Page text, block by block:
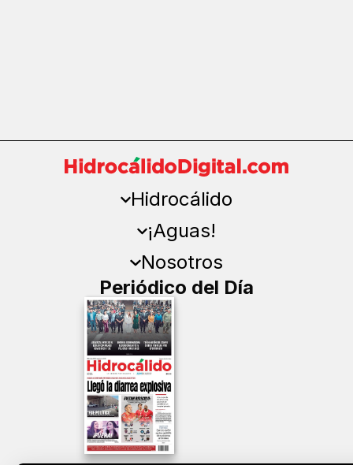
Hidrocálido
¡Aguas!
Nosotros
Periódico del Día